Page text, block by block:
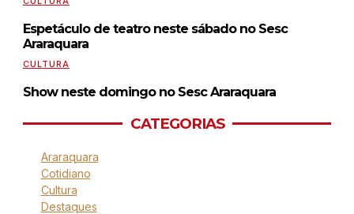
Espetáculo de teatro neste sábado no Sesc
Araraquara
CULTURA
Show neste domingo no Sesc Araraquara
CATEGORIAS
Araraquara
Cotidiano
Cultura
Destaques